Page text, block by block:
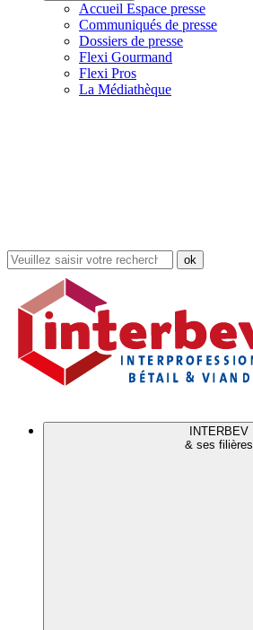
Accueil Espace presse
Communiqués de presse
Dossiers de presse
Flexi Gourmand
Flexi Pros
La Médiathèque
Rechercher
dans
site
INTERBEV
& ses filières